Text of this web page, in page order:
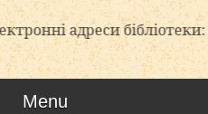
бібліотеки:
Menu